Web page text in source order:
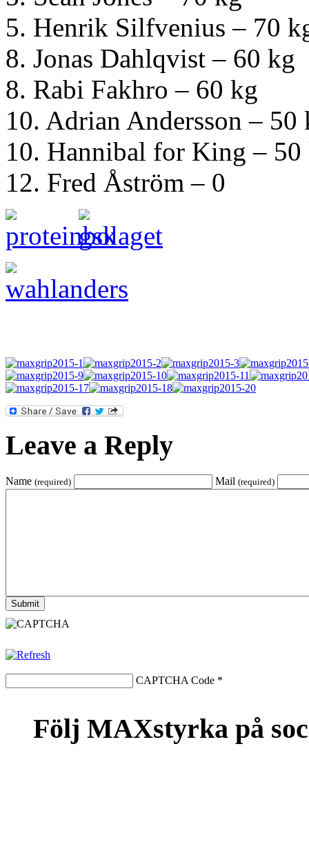
5. Henrik Silfvenius – 70
8. Jonas Dahlqvist – 60 kg
8. Rabi Fakhro – 60 kg
10. Adrian Andersson – 50
10. Hannibal for King – 50
12. Fred Åström – 0
Leave a Reply
Name (required) Mail (required)
CAPTCHA Code *
Följ MAXstyrka på